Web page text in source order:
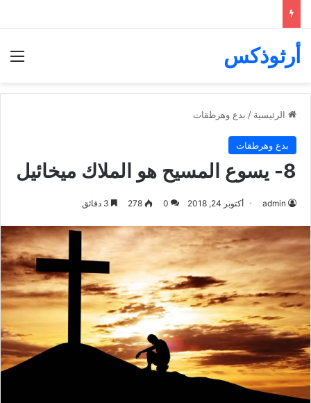
أرثوذكس
الرئيسية / بدع وهرطقات
بدع وهرطقات
8- يسوع المسيح هو الملاك ميخائيل
admin أكتوبر 24, 2018 0
278